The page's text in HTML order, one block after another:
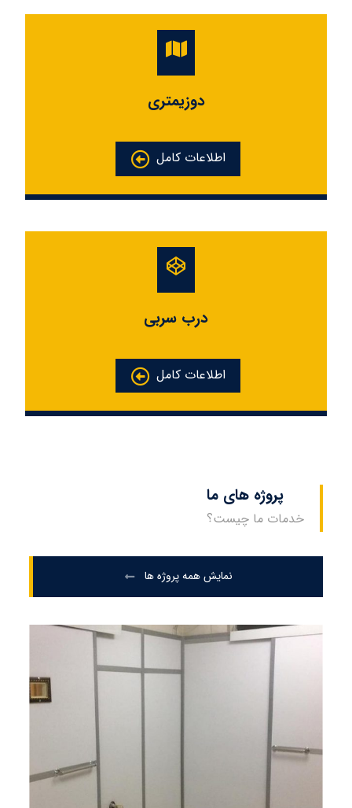
دوزیمتری
اطلاعات کامل
درب سربی
اطلاعات کامل
پروژه های ما
خدمات ما چیست؟
نمایش همه پروژه ها